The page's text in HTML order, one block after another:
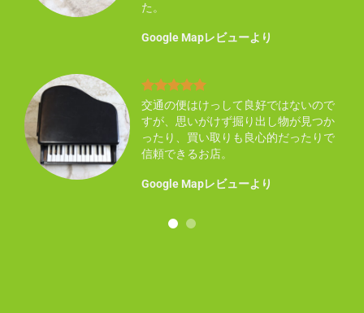
た。
Google Mapレビューより
交通の便はけっして良好ではないので
すが、思いがけず掘り出し物が見つか
ったり、買い取りも良心的だったりで
信頼できるお店。
Google Mapレビューより